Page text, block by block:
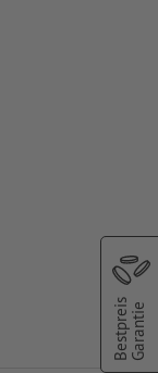
BestpreisGarantie